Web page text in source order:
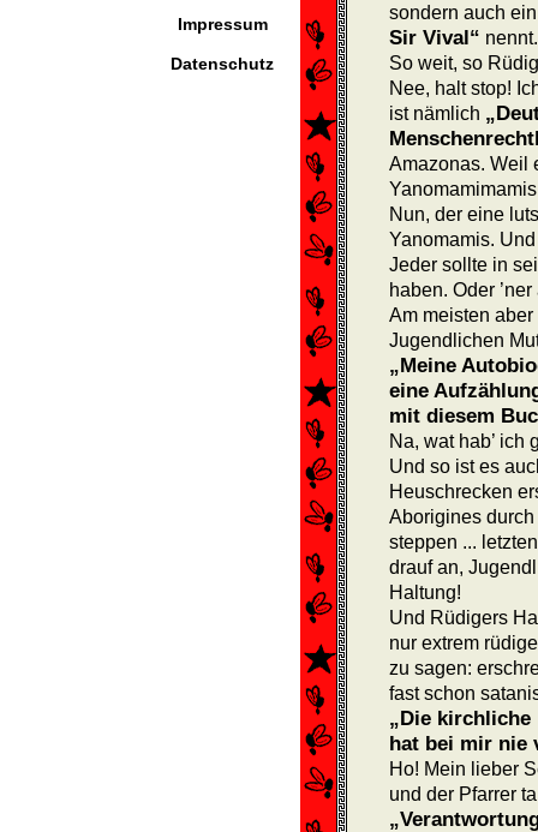
Impressum
Datenschutz
sondern auch
Sir Vival“
So weit, so
Nee, halt stop!
ist näm­lich
Amazonas. Weil
Nun, der eine
Yanomamis.
Jeder sollte in
haben. Oder
Am meisten
Jugendlichen
„Meine
eine
mit diesem
Na, wat hab’ ich
Und so ist es
Heuschrecken
Aborigines
steppen ...
drauf an,
Haltung!
Und Rüdigers
nur extrem
zu sagen:
fast schon
„Die kirchliche
hat bei mir nie
Ho! Mein lieber
und der Pfarrer